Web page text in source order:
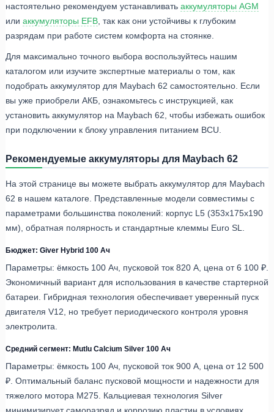
настоятельно рекомендуем устанавливать аккумуляторы AGM
или аккумуляторы EFB , так как они устойчивы к глубоким
разрядам при работе систем комфорта на стоянке.
Для максимально точного выбора воспользуйтесь нашим
каталогом или изучите экспертные материалы о том, как
подобрать аккумулятор для Maybach 62 самостоятельно. Если
вы уже приобрели АКБ, ознакомьтесь с инструкцией, как
установить аккумулятор на Maybach 62, чтобы избежать ошибок
при подключении к блоку управления питанием BCU.
Рекомендуемые аккумуляторы для Maybach 62
На этой странице вы можете выбрать аккумулятор для Maybach
62 в нашем каталоге. Представленные модели совместимы с
параметрами большинства поколений: корпус L5 (353x175x190
мм), обратная полярность и стандартные клеммы Euro SL.
Бюджет: Giver Hybrid 100 Ач
Параметры: ёмкость 100 Ач, пусковой ток 820 А, цена от 6 100 ₽.
Экономичный вариант для использования в качестве стартерной
батареи. Гибридная технология обеспечивает уверенный пуск
двигателя V12, но требует периодического контроля уровня
электролита.
Средний сегмент: Mutlu Calcium Silver 100 Ач
Параметры: ёмкость 100 Ач, пусковой ток 900 А, цена от 12 500
₽. Оптимальный баланс пусковой мощности и надежности для
тяжелого мотора M275. Кальциевая технология Silver